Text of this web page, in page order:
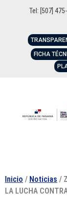
Tel: [507]
FICHA
Inicio / Noticias /
LA LUCHA